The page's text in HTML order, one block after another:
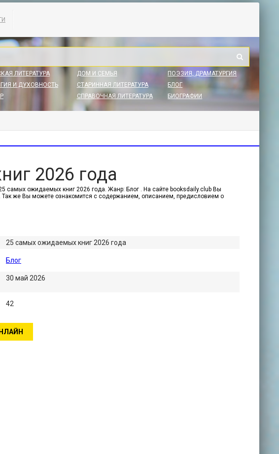
ЛИТЕРАТУРА
И ДУХОВНОСТЬ
ДОМ И СЕМЬЯ
СТАРИННАЯ ЛИТЕРАТУРА
СПРАВОЧНАЯ ЛИТЕРАТУРА
ПОЭЗИЯ, ДРАМАТУРГИЯ
БЛОГ
БИОГРАФИИ
2026 года
самых ожидаемых книг 2026 года. Жанр: Блог . На сайте booksdaily.club Вы
Так же Вы можете ознакомится с содержанием, описанием, предисловием о
25 самых ожидаемых книг 2026 года
Блог
30 май 2026
42